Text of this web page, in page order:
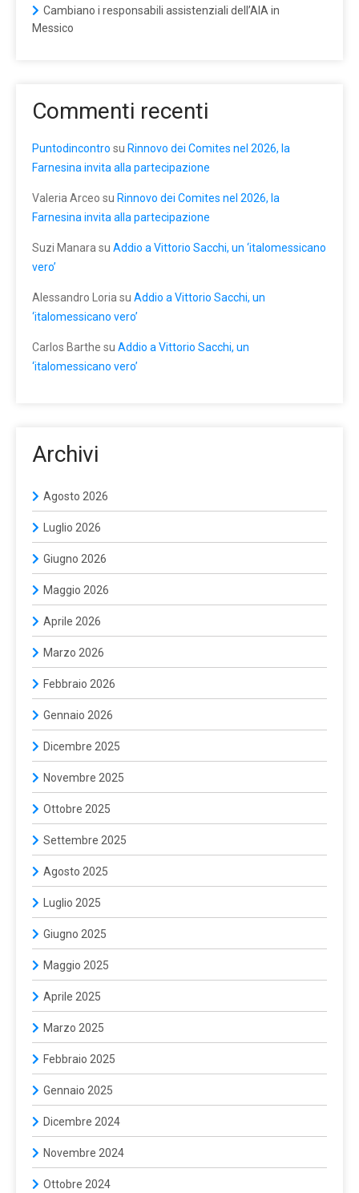
Cambiano i responsabili assistenziali dell’AIA in
Messico
Commenti recenti
Puntodincontro su Rinnovo dei Comites nel 2026, la
Farnesina invita alla partecipazione
Valeria Arceo su Rinnovo dei Comites nel 2026, la
Farnesina invita alla partecipazione
Suzi Manara su Addio a Vittorio Sacchi, un ‘italomessicano
vero’
Alessandro Loria su Addio a Vittorio Sacchi, un
‘italomessicano vero’
Carlos Barthe su Addio a Vittorio Sacchi, un
‘italomessicano vero’
Archivi
Agosto 2026
Luglio 2026
Giugno 2026
Maggio 2026
Aprile 2026
Marzo 2026
Febbraio 2026
Gennaio 2026
Dicembre 2025
Novembre 2025
Ottobre 2025
Settembre 2025
Agosto 2025
Luglio 2025
Giugno 2025
Maggio 2025
Aprile 2025
Marzo 2025
Febbraio 2025
Gennaio 2025
Dicembre 2024
Novembre 2024
Ottobre 2024